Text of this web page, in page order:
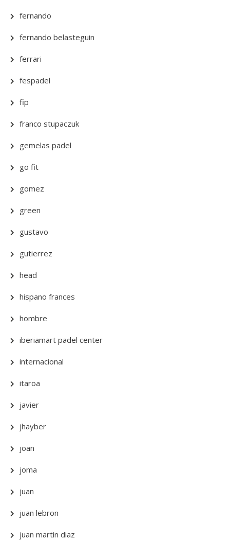
fernando
fernando belasteguin
ferrari
fespadel
fip
franco stupaczuk
gemelas padel
go fit
gomez
green
gustavo
gutierrez
head
hispano frances
hombre
iberiamart padel center
internacional
itaroa
javier
jhayber
joan
joma
juan
juan lebron
juan martin diaz